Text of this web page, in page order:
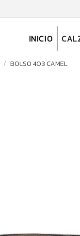
INICIO
BOLSO 403 CAMEL